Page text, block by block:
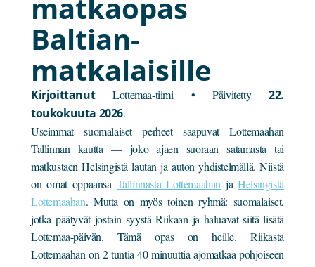
matkaopas
Baltian-
matkalaisille
KirjoittanutLottemaa-tiimi • Päivitetty22.
toukokuuta 2026.
Useimmat suomalaiset perheet saapuvat Lottemaahan
Tallinnan kautta — joko ajaen suoraan satamasta tai
matkustaen Helsingistä lautan ja auton yhdistelmällä. Niistä
on omat oppaansa Tallinnasta LottemaahanjaHelsingistä
Lottemaahan. Mutta on myös toinen ryhmä: suomalaiset,
jotka päätyvät jostain syystä Riikaan ja haluavat siitä lisätä
Lottemaa-päivän. Tämä opas on heille. Riikasta
Lottemaahan on 2 tuntia 40 minuuttia ajomatkaa pohjoiseen